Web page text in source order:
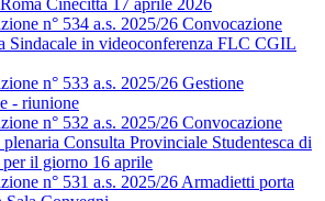
Cinecittà 17 aprile 2026
n° 534 a.s. 2025/26 Convocazione
Sindacale in videoconferenza FLC CGIL
n° 533 a.s. 2025/26 Gestione
- riunione
n° 532 a.s. 2025/26 Convocazione
plenaria Consulta Provinciale Studentesca di
per il giorno 16 aprile
n° 531 a.s. 2025/26 Armadietti porta